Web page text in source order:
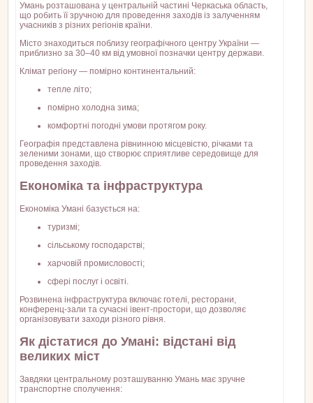
Умань розташована у центральній частині Черкаська область,
що робить її зручною для проведення заходів із залученням
учасників з різних регіонів країни.
Місто знаходиться поблизу географічного центру України —
приблизно за 30–40 км від умовної позначки центру держави.
Клімат регіону — помірно континентальний:
тепле літо;
помірно холодна зима;
комфортні погодні умови протягом року.
Географія представлена рівнинною місцевістю, річками та
зеленими зонами, що створює сприятливе середовище для
проведення заходів.
Економіка та інфраструктура
Економіка Умані базується на:
туризмі;
сільському господарстві;
харчовій промисловості;
сфері послуг і освіті.
Розвинена інфраструктура включає готелі, ресторани,
конференц-зали та сучасні івент-простори, що дозволяє
організовувати заходи різного рівня.
Як дістатися до Умані: відстані від
великих міст
Завдяки центральному розташуванню Умань має зручне
транспортне сполучення: